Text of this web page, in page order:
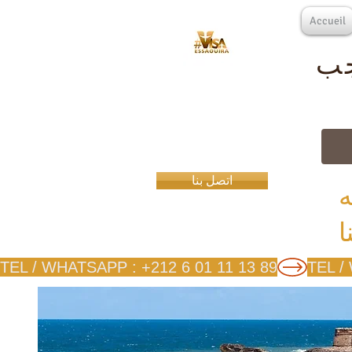
Accueil
اتصل بنا
TEL / WHATSAPP : +212 6 01 11 13 89